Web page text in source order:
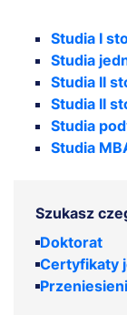
Studia I
Studia
Studia II
Studia II
Studia
Studia
Szukasz
Doktorat
Certyfikaty